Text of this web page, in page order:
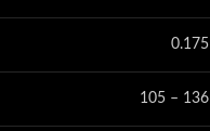
0.175
105 – 136